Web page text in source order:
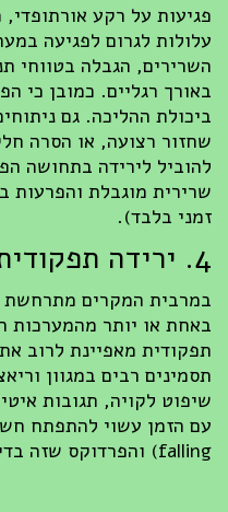
פגיעות על רקע
עלולות לגרום לפגיעה
השרירים, הגבלה בטווחי
באורך רגליים. כמובן כי
ביכולת ההליכה. גם
שחזור רצועה, או הסרה
להוביל לירידה בתחושה
שרירית מוגבלת והפרעות
זמני בלבד).
4. ירידה תפקודית
במרבית המקרים מתרחשת
באחת או יותר מהמערכות
תפקודית מאפיינת לרוב
תסמינים רבים במגוון
שיפוט לקויה, תגובות
falling) והפרדוקס שזה בדיוק מחזק את הסיכון לנפילה.